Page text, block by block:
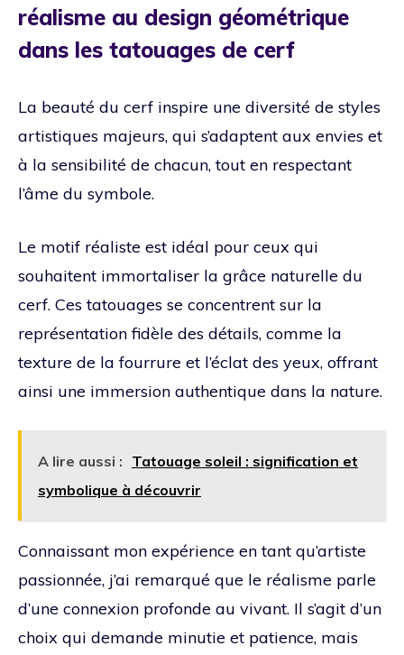
réalisme au design géométrique
dans les tatouages de cerf
La beauté du cerf inspire une diversité de styles
artistiques majeurs, qui s’adaptent aux envies et
à la sensibilité de chacun, tout en respectant
l’âme du symbole.
Le motif réaliste est idéal pour ceux qui
souhaitent immortaliser la grâce naturelle du
cerf. Ces tatouages se concentrent sur la
représentation fidèle des détails, comme la
texture de la fourrure et l’éclat des yeux, offrant
ainsi une immersion authentique dans la nature.
A lire aussi : Tatouage soleil : signification et
symbolique à découvrir
Connaissant mon expérience en tant qu’artiste
passionnée, j’ai remarqué que le réalisme parle
d’une connexion profonde au vivant. Il s’agit d’un
choix qui demande minutie et patience, mais